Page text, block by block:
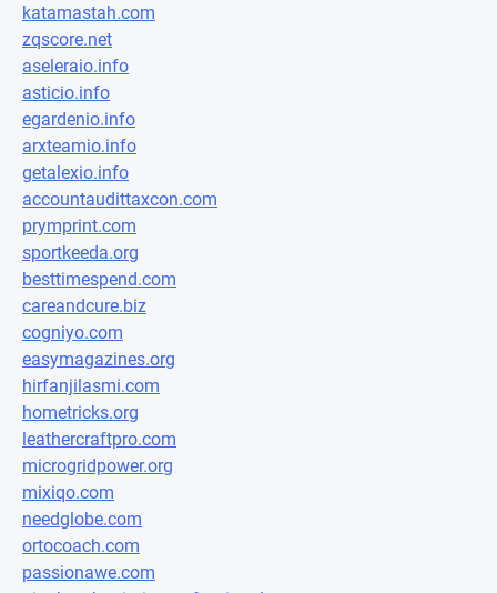
katamastah.com
zqscore.net
aseleraio.info
asticio.info
egardenio.info
arxteamio.info
getalexio.info
accountaudittaxcon.com
prymprint.com
sportkeeda.org
besttimespend.com
careandcure.biz
cogniyo.com
easymagazines.org
hirfanjilasmi.com
hometricks.org
leathercraftpro.com
microgridpower.org
mixiqo.com
needglobe.com
ortocoach.com
passionawe.com